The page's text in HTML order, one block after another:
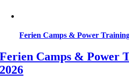
Ferien Camps & Power
Ferien Camps & Power
2026